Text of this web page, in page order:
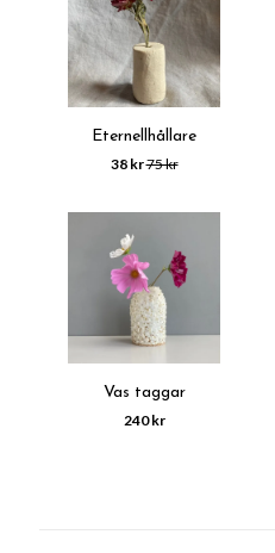
Eternellhållare
38 kr75 kr
Vas taggar
240 kr